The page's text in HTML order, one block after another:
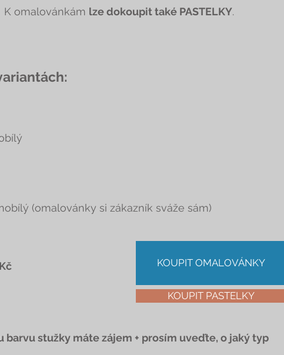
K omalovánkám lze dokoupit také PASTELKY.
(omalovánky si zákazník sváže sám)
KOUPIT OMALOVÁNKY
KOUPIT PASTELKY
stužky máte zájem + prosím uveďte, o jaký typ